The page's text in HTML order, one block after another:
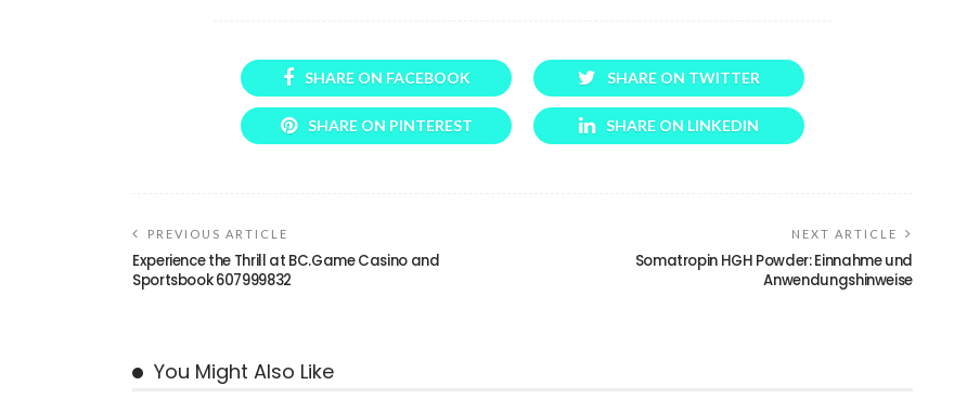
SHARE ON FACEBOOK SHARE ON TWITTER
SHARE ON PINTEREST SHARE ON LINKEDIN
PREVIOUS ARTICLE
Experience the Thrill at BC.Game Casino and
Sportsbook 607999832
NEXT ARTICLE
Somatropin HGH Powder: Einnahme und
Anwendungshinweise
You Might Also Like